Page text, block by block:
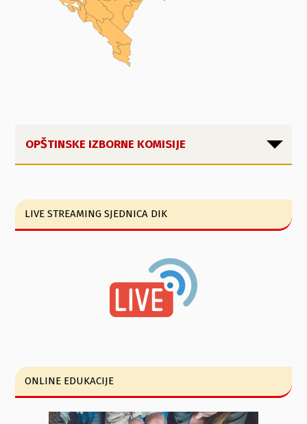
OPŠTINSKE IZBORNE KOMISIJE
LIVE STREAMING SJEDNICA DIK
ONLINE EDUKACIJE